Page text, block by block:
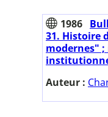
1986
31. Histoire
modernes"
Auteur :